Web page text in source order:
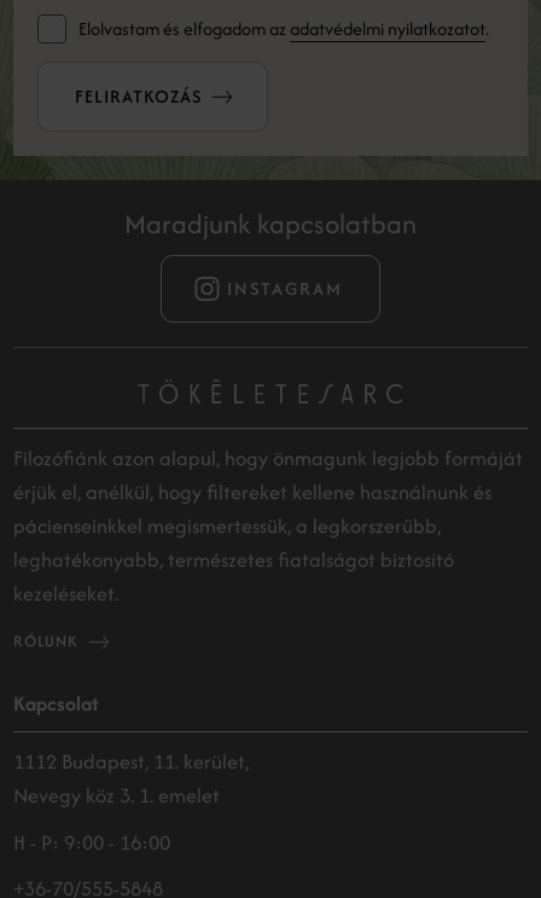
Elolvastam és elfogadom az adatvédelmi nyilatkozatot.
FELIRATKOZÁS
Maradjunk kapcsolatban
INSTAGRAM
Filozófiánk azon alapul, hogy önmagunk legjobb formáját
érjük el, anélkül, hogy filtereket kellene használnunk és
pácienseinkkel megismertessük, a legkorszerűbb,
leghatékonyabb, természetes fiatalságot biztosító
kezeléseket.
RÓLUNK
Kapcsolat
1112 Budapest, 11. kerület,
Nevegy köz 3. 1. emelet
H - P: 9:00 - 16:00
+36-70/555-5848